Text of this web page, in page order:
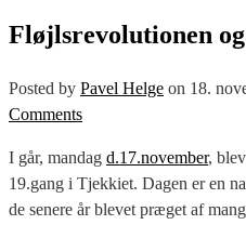
Fløjlsrevolutionen
Posted by Pavel Helge on 18.
Comments
I går, mandag d.17.november,
19.gang i Tjekkiet. Dagen er en
de senere år blevet præget af